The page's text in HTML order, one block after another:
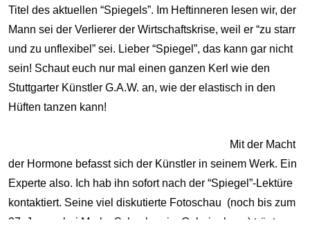
Titel des aktuellen “Spiegels”. Im Heftinneren lesen wir, der
Mann sei der Verlierer der Wirtschaftskrise, weil er “zu starr
und zu unflexibel” sei. Lieber “Spiegel”, das kann gar nicht
sein! Schaut euch nur mal einen ganzen Kerl wie den
Stuttgarter Künstler G.A.W. an, wie der elastisch in den
Hüften tanzen kann!
Mit der Macht
der Hormone befasst sich der Künstler in seinem Werk. Ein
Experte also. Ich hab ihn sofort nach der “Spiegel”-Lektüre
kontaktiert. Seine viel diskutierte Fotoschau (noch bis zum
27. Januar bei Marko Schacher im Galerienhaus) trägt